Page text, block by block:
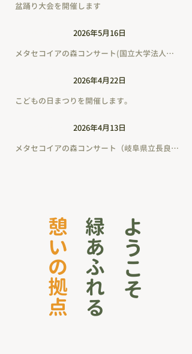
盆踊り大会を開催します
2026年5月16日
メタセコイアの森コンサート(国立大学法人岐阜大学）
2026年4月22日
こどもの日まつりを開催します。
2026年4月13日
メタセコイアの森コンサート（岐阜県立長良高等学校～コーラス部・吹奏楽部～）
憩いの拠点緑あふれる​ ようこそ